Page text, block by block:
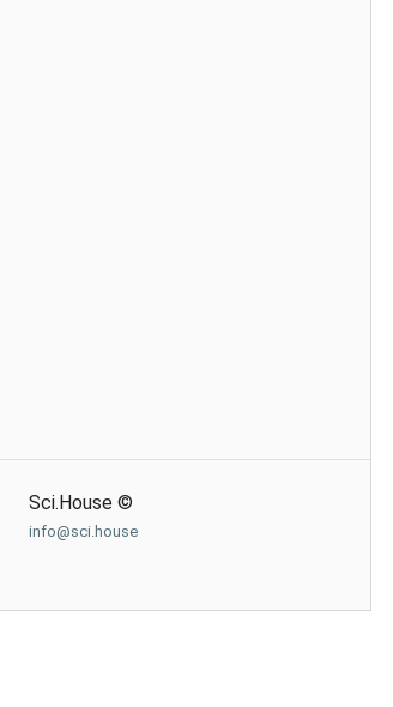
Sci.House ©
info@sci.house